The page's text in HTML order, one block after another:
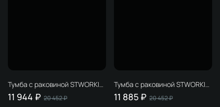
Тумба с раковиной STWORKI
Мурманск 60 (FR2)
подвесная, антрацит
11 944 ₽ 20 452 ₽
Тумба с раковиной STWORKI
Мурманск 60 (FR2)
подвесная, белая, антрацит
11 885 ₽ 20 452 ₽